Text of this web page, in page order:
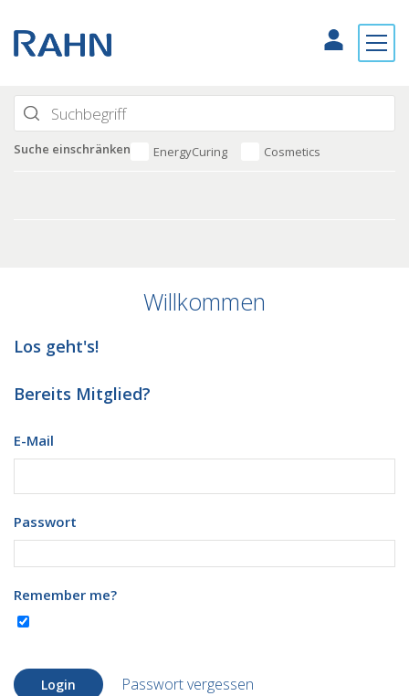
Suche einschränken EnergyCuring Cosmetics
Willkommen
Los geht's!
Bereits Mitglied?
E-Mail
Passwort
Remember me?
Login Passwort vergessen